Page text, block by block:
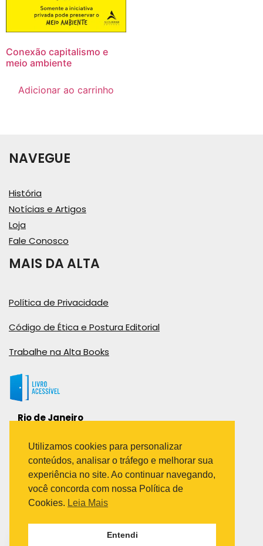
Conexão capitalismo e
meio ambiente
Adicionar ao carrinho
NAVEGUE
História
Notícias e Artigos
Loja
Fale Conosco
MAIS DA ALTA
Política de Privacidade
Código de Ética e Postura Editorial
Trabalhe na Alta Books
Rio de Janeiro
Bairro Industrial do Jacaré
Rio de Janeiro – RJ – CEP: 20970-031
Telefone:
(21) 3278-8069
(21) 3995-7512
Utilizamos cookies para personalizar
conteúdos, analisar o tráfego e melhorar sua
experiência no site. Ao continuar navegando,
você concorda com nossa Política de
Cookies. Leia Mais
Entendi